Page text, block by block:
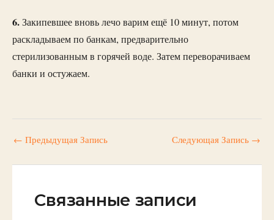
6.Закипевшее вновь лечо варим ещё 10 минут, потом
раскладываем по банкам, предварительно
стерилизованным в горячей воде. Затем переворачиваем
банки и остужаем.
← Предыдущая Запись Следующая Запись →
Связанные записи